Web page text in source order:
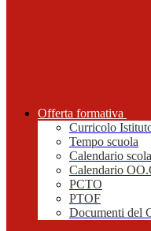
Offerta formativa
Curricolo
Tempo scuola
Calendario
Calendario
PCTO
PTOF
Documenti del